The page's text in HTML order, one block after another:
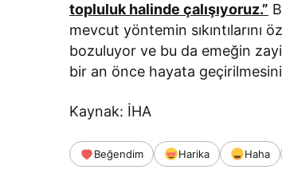
topluluk halinde çalışıyoruz.”
mevcut yöntemin sıkıntılarını
bozuluyor ve bu da emeğin zayi
bir an önce hayata
Kaynak: İHA
Beğendim Harika Haha